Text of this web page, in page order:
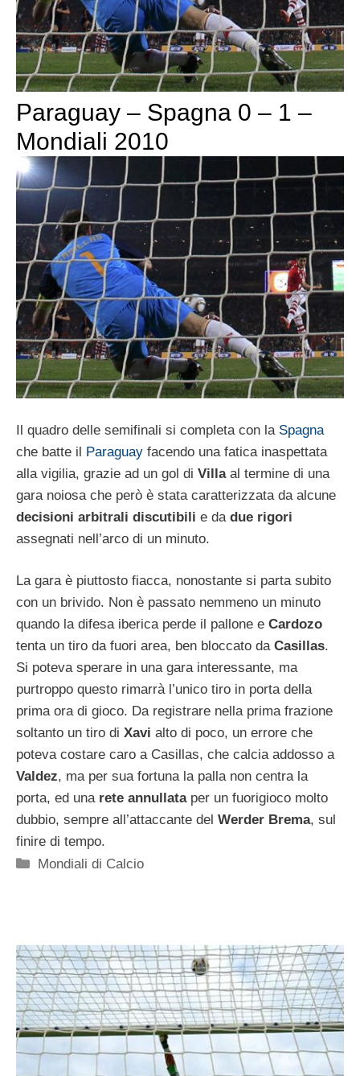
Paraguay – Spagna 0 – 1 –
Mondiali 2010
Il quadro delle semifinali si completa con la Spagna
che batte il Paraguay facendo una fatica inaspettata
alla vigilia, grazie ad un gol di Villa al termine di una
gara noiosa che però è stata caratterizzata da alcune
decisioni arbitrali discutibili e da due rigori
assegnati nell’arco di un minuto.
La gara è piuttosto fiacca, nonostante si parta subito
con un brivido. Non è passato nemmeno un minuto
quando la difesa iberica perde il pallone e Cardozo
tenta un tiro da fuori area, ben bloccato da Casillas.
Si poteva sperare in una gara interessante, ma
purtroppo questo rimarrà l’unico tiro in porta della
prima ora di gioco. Da registrare nella prima frazione
soltanto un tiro di Xavi alto di poco, un errore che
poteva costare caro a Casillas, che calcia addosso a
Valdez, ma per sua fortuna la palla non centra la
porta, ed una rete annullataper un fuorigioco molto
dubbio, sempre all’attaccante del Werder Brema, sul
finire di tempo.
Categorie
Mondiali di Calcio